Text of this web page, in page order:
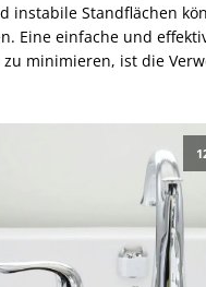
instabile Standflächen
Eine einfache und
zu minimieren, ist die
die Sicherheit